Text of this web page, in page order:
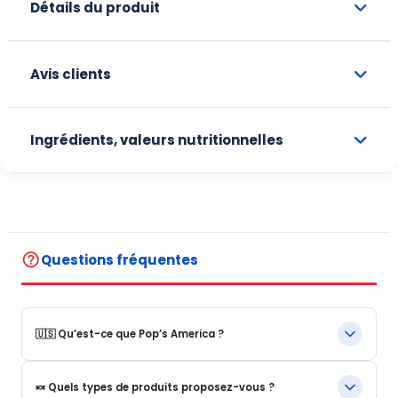
Détails du produit
Avis clients
Ingrédients, valeurs nutritionnelles
help_outlineQuestions fréquentes
🇺🇸 Qu’est-ce que Pop’s America ?
Pop’s America est une boutique en ligne spécialisée dans les
🍬 Quels types de produits proposez-vous ?